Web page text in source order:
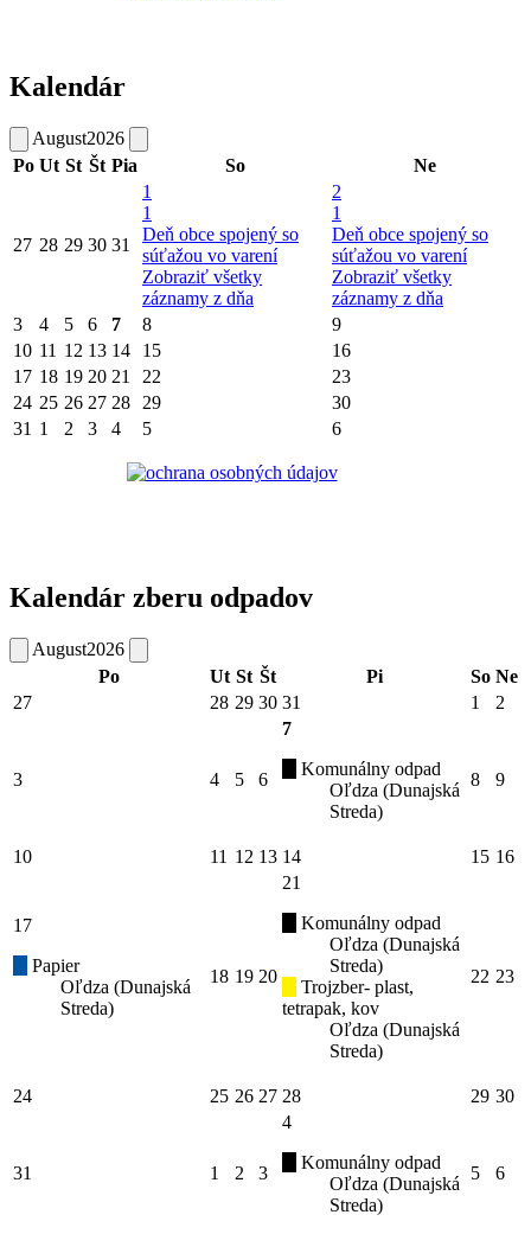
Kalendár
August2026
Po Ut St Št Pia So Ne
27 28 29 30 31
1
1
Deň obce spojený so
súťažou vo varení
Zobraziť všetky
záznamy z dňa
2
1
Deň obce spojený so
súťažou vo varení
Zobraziť všetky
záznamy z dňa
3
4 5 6 7 8
9
10 11 12 13 14 15
16
17 18 19 20 21 22
23
24 25 26 27 28 29
30
31 1 2 3 4 5 6
Kalendár zberu odpadov
August2026
Po
Ut St Št Pi So Ne
27
28 29 30 31 1 2
3 4 5 6
7
Komunálny odpad
Oľdza (Dunajská
Streda)
8 9
10 11 12 13 14 15 16
17
Papier
Oľdza (Dunajská
Streda)
18 19 20
21
Komunálny odpad
Oľdza (Dunajská
Streda)
Trojzber- plast,
tetrapak, kov
Oľdza (Dunajská
Streda)
22 23
24 25 26 27 28 29 30
31 1 2 3
4
Komunálny odpad
Oľdza (Dunajská
Streda)
5 6